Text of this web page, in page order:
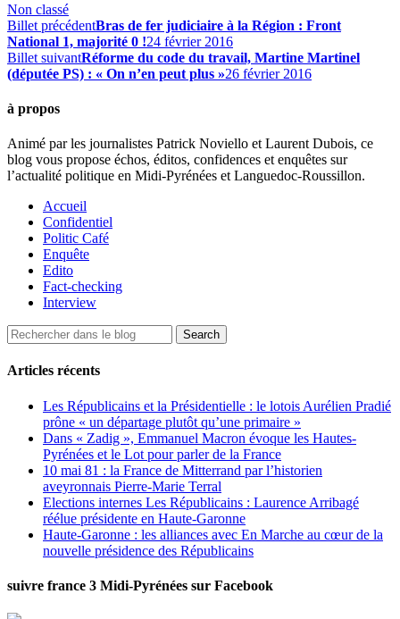
Non classé
Billet précédentBras de fer judiciaire à la Région : Front
National 1, majorité 0 !24 février 2016
Billet suivantRéforme du code du travail, Martine Martinel
(députée PS) : « On n’en peut plus »26 février 2016
à propos
Animé par les journalistes Patrick Noviello et Laurent Dubois, ce
blog vous propose échos, éditos, confidences et enquêtes sur
l’actualité politique en Midi-Pyrénées et Languedoc-Roussillon.
Accueil
Confidentiel
Politic Café
Enquête
Edito
Fact-checking
Interview
Articles récents
Les Républicains et la Présidentielle : le lotois Aurélien Pradié
prône « un départage plutôt qu’une primaire »
Dans « Zadig », Emmanuel Macron évoque les Hautes-
Pyrénées et le Lot pour parler de la France
10 mai 81 : la France de Mitterrand par l’historien
aveyronnais Pierre-Marie Terral
Elections internes Les Républicains : Laurence Arribagé
réélue présidente en Haute-Garonne
Haute-Garonne : les alliances avec En Marche au cœur de la
nouvelle présidence des Républicains
suivre france 3 Midi-Pyrénées sur Facebook